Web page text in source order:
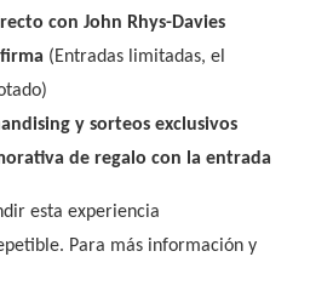
con John Rhys-Davies
(Entradas limitadas, el
y sorteos exclusivos
de regalo con la entrada
esta experiencia
Para más información y